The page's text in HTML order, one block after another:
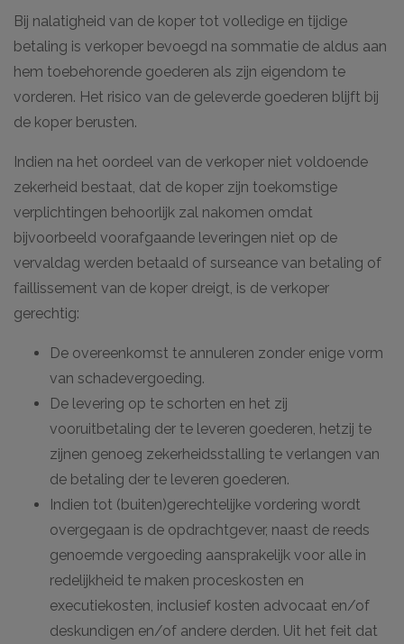
Bij nalatigheid van de koper tot volledige en tijdige
betaling is verkoper bevoegd na sommatie de aldus aan
hem toebehorende goederen als zijn eigendom te
vorderen. Het risico van de geleverde goederen blijft bij
de koper berusten.
Indien na het oordeel van de verkoper niet voldoende
zekerheid bestaat, dat de koper zijn toekomstige
verplichtingen behoorlijk zal nakomen omdat
bijvoorbeeld voorafgaande leveringen niet op de
vervaldag werden betaald of surseance van betaling of
faillissement van de koper dreigt, is de verkoper
gerechtig:
De overeenkomst te annuleren zonder enige vorm
van schadevergoeding.
De levering op te schorten en het zij
vooruitbetaling der te leveren goederen, hetzij te
zijnen genoeg zekerheidsstalling te verlangen van
de betaling der te leveren goederen.
Indien tot (buiten)gerechtelijke vordering wordt
overgegaan is de opdrachtgever, naast de reeds
genoemde vergoeding aansprakelijk voor alle in
redelijkheid te maken proceskosten en
executiekosten, inclusief kosten advocaat en/of
deskundigen en/of andere derden. Uit het feit dat